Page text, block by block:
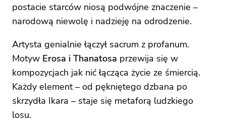
postacie starców niosą podwójne znaczenie –
narodową niewolę i nadzieję na odrodzenie.
Artysta genialnie łączył sacrum z profanum.
Motyw Erosa i Thanatosa przewija się w
kompozycjach jak nić łącząca życie ze śmiercią.
Każdy element – od pękniętego dzbana po
skrzydła Ikara – staje się metaforą ludzkiego
losu.